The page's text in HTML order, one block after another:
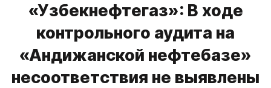
«Узбекнефтегаз»: В ходе
контрольного аудита на
«Андижанской нефтебазе»
несоответствия не выявлены